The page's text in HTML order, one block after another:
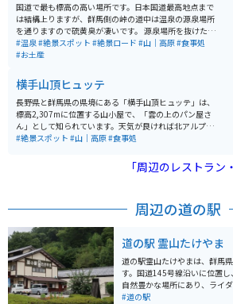
国道で最も標高の高い場所です。日本国道最高地点まで
は結構上りますが、群馬側の峠の道中は温泉の源泉場所
を通りますので硫黄臭が凄いです。 源泉場所を抜けた先
の景色は絶景です。まるで、もののけ姫の映画の中に入
ったような世界です。ところどころ景色を堪能できるよ
道幅はそれほど狭くありませんが、場所により危険個所
があるので、速度は注意してください。 草津温泉が近く
にあるので、合わせて訪れるのがオススメです。
#温泉#絶景スポット #絶景ロード #山｜高原#食事処
#お土産
横手山頂ヒュッテ
長野県と群馬県の県境にある「横手山頂ヒュッテ」は、
標高2,307mに位置する山小屋で、「雲の上のパン屋さ
ん」として知られています。天気が良ければ北アルプス
や富士山、佐渡島まで望むことができ、壮大な360度の
パンを使ったシチューで、絶景とともに味わうひととき
は格別。山頂へはマイカーやバイクの乗り入れができな
す。体力に自信があれば、「のぞき」付近の駐車場から
#絶景スポット #山｜高原#食事処
「周辺のレストラ
周辺の道の駅
道の駅 霊山たけやま
道の駅霊山たけやまは、群馬
す。国道145号線沿いに位置
自然豊かな場所にあり、ライ
気です。 地元の農産物直売所では、新鮮な野菜や果物を
#道の駅